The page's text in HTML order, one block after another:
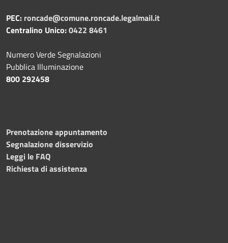
PEC: roncade@comune.roncade.legalmail.it
Centralino Unico:0422 8461
Numero Verde Segnalazioni
Pubblica Illuminazione
800 292458
Prenotazione appuntamento
Segnalazione disservizio
Leggi le FAQ
Richiesta di assistenza